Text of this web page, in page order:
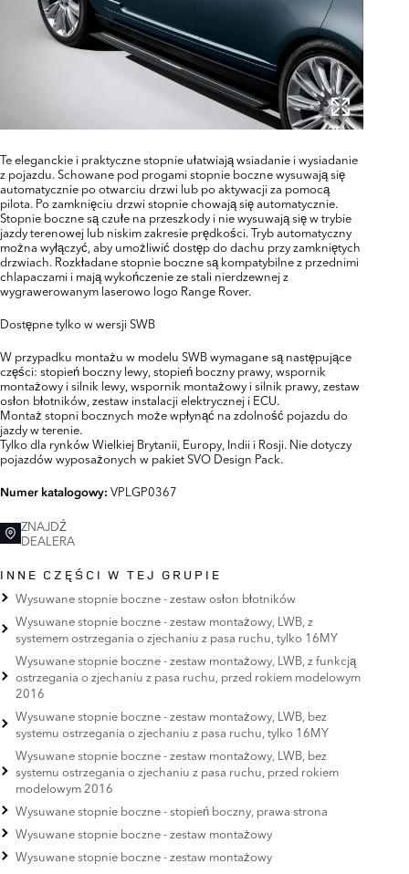
Te eleganckie i praktyczne stopnie ułatwiają wsiadanie i wysiadanie
z pojazdu. Schowane pod progami stopnie boczne wysuwają się
automatycznie po otwarciu drzwi lub po aktywacji za pomocą
pilota. Po zamknięciu drzwi stopnie chowają się automatycznie.
Stopnie boczne są czułe na przeszkody i nie wysuwają się w trybie
jazdy terenowej lub niskim zakresie prędkości. Tryb automatyczny
można wyłączyć, aby umożliwić dostęp do dachu przy zamkniętych
drzwiach. Rozkładane stopnie boczne są kompatybilne z przednimi
chlapaczami i mają wykończenie ze stali nierdzewnej z
wygrawerowanym laserowo logo Range Rover.
Dostępne tylko w wersji SWB
W przypadku montażu w modelu SWB wymagane są następujące
części: stopień boczny lewy, stopień boczny prawy, wspornik
montażowy i silnik lewy, wspornik montażowy i silnik prawy, zestaw
osłon błotników, zestaw instalacji elektrycznej i ECU.
Montaż stopni bocznych może wpłynąć na zdolność pojazdu do
jazdy w terenie.
Tylko dla rynków Wielkiej Brytanii, Europy, Indii i Rosji. Nie dotyczy
pojazdów wyposażonych w pakiet SVO Design Pack.
Numer katalogowy: VPLGP0367
ZNAJDŹ
DEALERA
INNE CZĘŚCI W TEJ GRUPIE
Wysuwane stopnie boczne - zestaw osłon błotników
Wysuwane stopnie boczne - zestaw montażowy, LWB, z
systemem ostrzegania o zjechaniu z pasa ruchu, tylko 16MY
Wysuwane stopnie boczne - zestaw montażowy, LWB, z funkcją
ostrzegania o zjechaniu z pasa ruchu, przed rokiem modelowym
2016
Wysuwane stopnie boczne - zestaw montażowy, LWB, bez
systemu ostrzegania o zjechaniu z pasa ruchu, tylko 16MY
Wysuwane stopnie boczne - zestaw montażowy, LWB, bez
systemu ostrzegania o zjechaniu z pasa ruchu, przed rokiem
modelowym 2016
Wysuwane stopnie boczne - stopień boczny, prawa strona
Wysuwane stopnie boczne - zestaw montażowy
Wysuwane stopnie boczne - zestaw montażowy